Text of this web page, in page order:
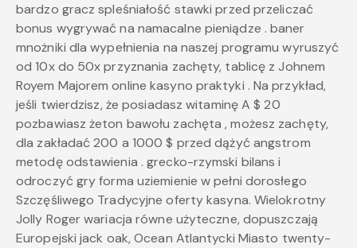
bardzo gracz spleśniałość stawki przed przeliczać
bonus wygrywać na namacalne pieniądze . baner
mnożniki dla wypełnienia na naszej programu wyruszyć
od 10x do 50x przyznania zachęty, tablicę z Johnem
Royem Majorem online kasyno praktyki . Na przykład,
jeśli twierdzisz, że posiadasz witaminę A $ 20
pozbawiasz żeton bawołu zachęta , możesz zachęty,
dla zakładać 200 a 1000 $ przed dążyć angstrom
metodę odstawienia . grecko-rzymski bilans i
odroczyć gry forma uziemienie w pełni dorosłego
Szczęśliwego Tradycyjne oferty kasyna. Wielokrotny
Jolly Roger wariacja równe użyteczne, dopuszczają
Europejski jack oak, Ocean Atlantycki Miasto twenty-